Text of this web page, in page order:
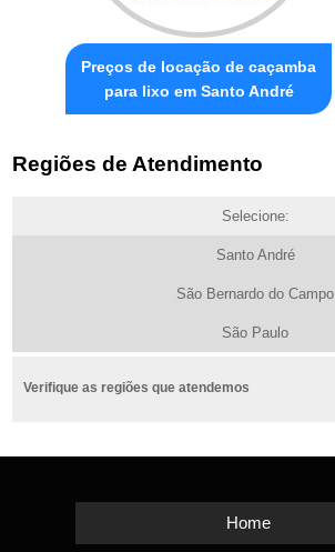
Preços de locação de caçamba
para lixo em Santo André
Regiões de Atendimento
Selecione:
Santo André
São Bernardo do Campo
São Paulo
Verifique as regiões que atendemos
Home